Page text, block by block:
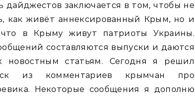
дайджестов заключается в том, чтобы не
как живёт аннексированный Крым, но и
в Крыму живут патриоты Украины.
составляются выпуски и даются
новостным статьям. Сегодня я решил
из комментариев крымчан про
Некоторые сообщения я дополню